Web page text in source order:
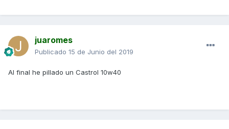
juaromes
Publicado 15 de Junio del 2019
Al final he pillado un Castrol 10w40